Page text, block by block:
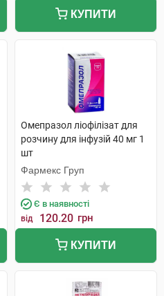
КУПИТИ
Омепразол ліофілізат для
розчину для інфузій 40 мг 1
шт
Фармекс Груп
Є в наявності
від 120.20 грн
КУПИТИ